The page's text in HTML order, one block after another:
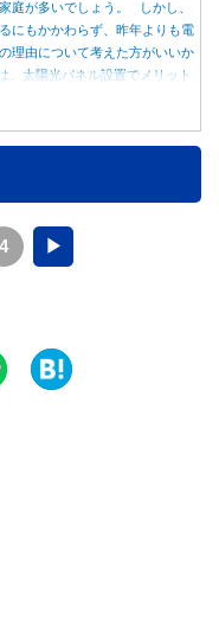
庭が多いでしょう。 しかし、
にもかかわらず、昨年よりも電
理由について考えた方がいいか
、太陽光パネル設置でメリット
4 ▶